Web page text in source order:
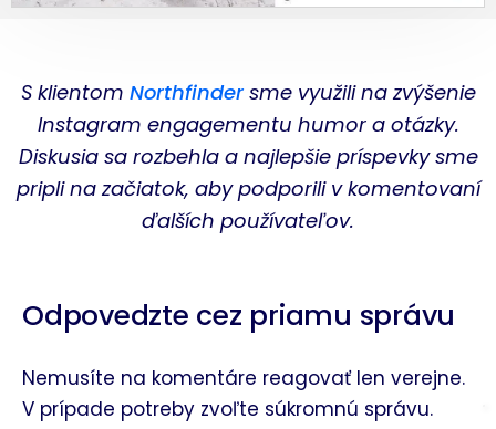
S klientom Northfindersme využili na zvýšenie
Instagram engagementu humor a otázky.
Diskusia sa rozbehla a najlepšie príspevky sme
pripli na začiatok, aby podporili v komentovaní
ďalších používateľov.
Odpovedzte cez priamu správu
Nemusíte na komentáre reagovať len verejne.
V prípade potreby zvoľte súkromnú správu.